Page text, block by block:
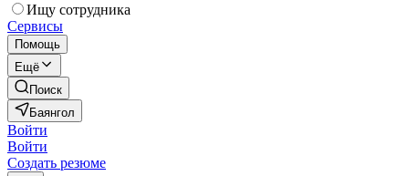
Ищу сотрудника
Сервисы
Помощь
Ещё
Поиск
Баянгол
Войти
Войти
Создать резюме